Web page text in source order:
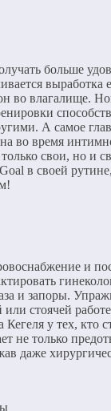
больше
выработка
во влагалище.
А самое
во время
свои, но и
в своей
и
и запоры.
стоячей
у тех, кто
не только
даже